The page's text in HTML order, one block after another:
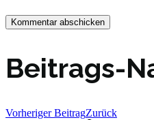
Beitrags-
Vorheriger BeitragZurück